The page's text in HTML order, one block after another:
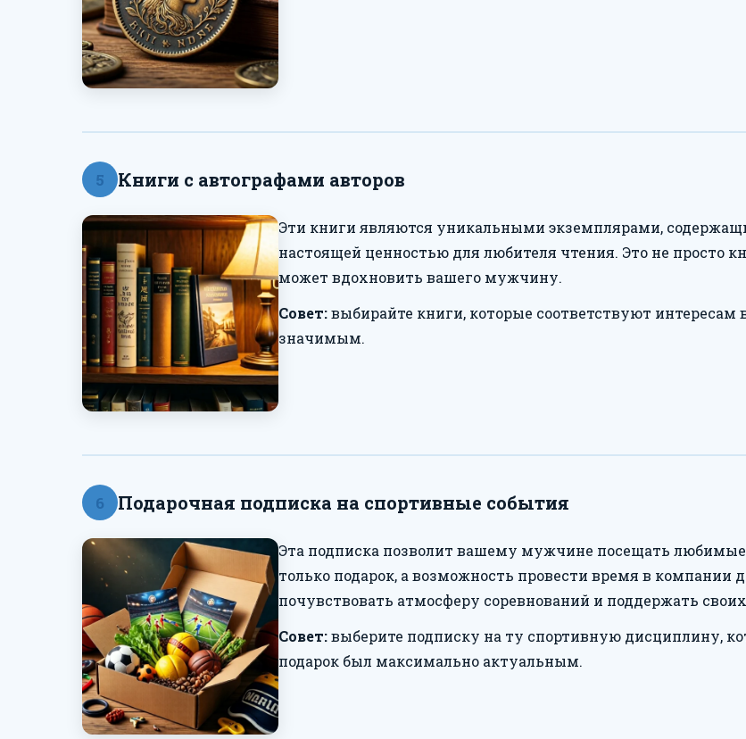
5 Книги с автографами авторов
Эти книги являются уникальными экземплярами,
настоящей ценностью для любителя чтения. Это не просто
может вдохновить вашего мужчину.
Совет:выбирайте книги, которые соответствуют
значимым.
6 Подарочная подписка на спортивные события
Эта подписка позволит вашему мужчине посещать любимые
только подарок, а возможность провести время в компании
почувствовать атмосферу соревнований и поддержать
Совет:выберите подписку на ту спортивную дисциплину,
подарок был максимально актуальным.